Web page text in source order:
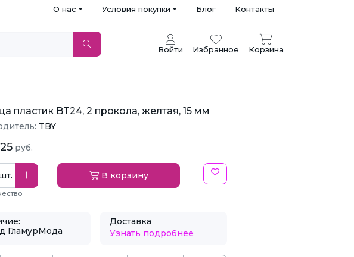
О нас Условия покупки Блог Контакты
Войти Избранное Корзина
пластик BT24, 2 прокола, желтая, 15 мм
TBY
руб.
В корзину
ГламурМода
Доставка
Узнать подробнее